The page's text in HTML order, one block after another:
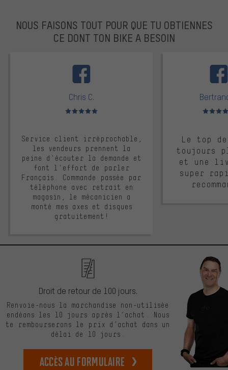
NOUS FAISONS TOUT POUR QUE TU OBTIENNES
CE DONT TON BIKE A BESOIN
Chris C.
Note moyenne : 5 sur 5
Service client irréprochable,
les vendeurs prennent la
peine d'écouter la demande et
font l'effort de parler
Français. Commande passée par
téléphone avec retrait en
magasin, le mécanicien a
monté mes axes et disques
gratuitement!
Note
Le top
toujours
et une
super
Droit de retour de 100 jours.
Renvoie-nous la marchandise non-utilisée
endéans les 10 jours après l’achat. Nous
te rembourserons le prix d’achat dans un
délai de 10 jours.
Accès au formulaire